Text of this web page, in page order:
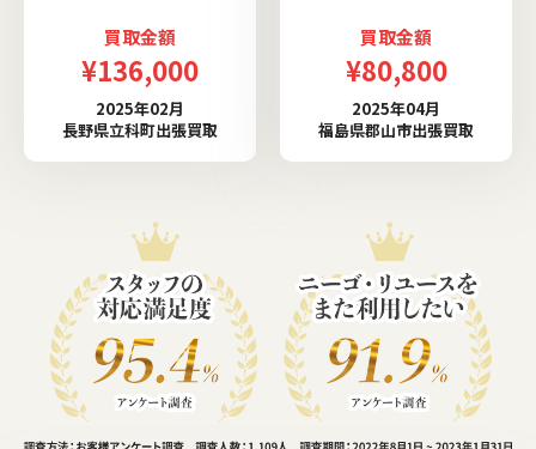
買取金額
¥136,000
2025年02月
長野県立科町出張買取
買取金額
¥80,800
2025年04月
福島県郡山市出張買取